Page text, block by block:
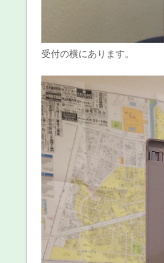
受付の横にあります。